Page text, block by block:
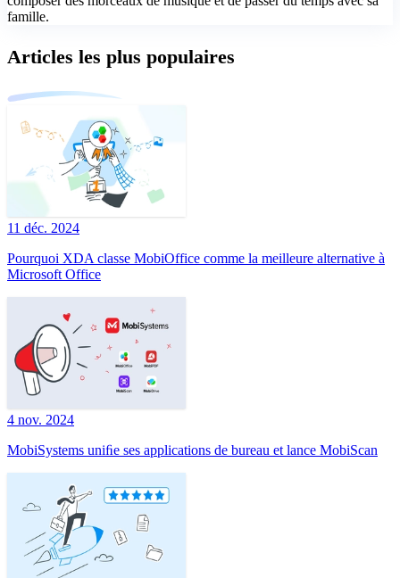
famille.
Articles les plus populaires
11 déc. 2024
Pourquoi XDA classe MobiOffice comme la meilleure alternative à
Microsoft Office
4 nov. 2024
MobiSystems uniﬁe ses applications de bureau et lance MobiScan